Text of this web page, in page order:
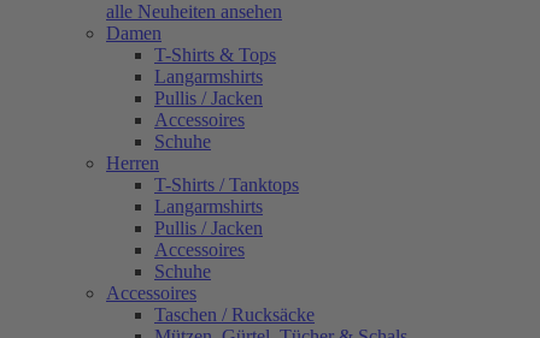
alle Neuheiten ansehen
Damen
T-Shirts & Tops
Langarmshirts
Pullis / Jacken
Accessoires
Schuhe
Herren
T-Shirts / Tanktops
Langarmshirts
Pullis / Jacken
Accessoires
Schuhe
Accessoires
Taschen / Rucksäcke